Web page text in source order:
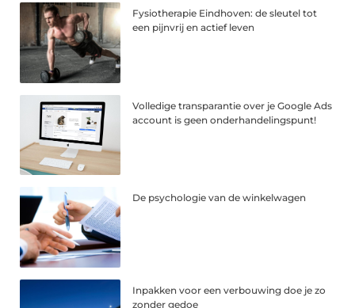
Fysiotherapie Eindhoven: de sleutel tot
een pijnvrij en actief leven
Volledige transparantie over je Google Ads
account is geen onderhandelingspunt!
De psychologie van de winkelwagen
Inpakken voor een verbouwing doe je zo
zonder gedoe